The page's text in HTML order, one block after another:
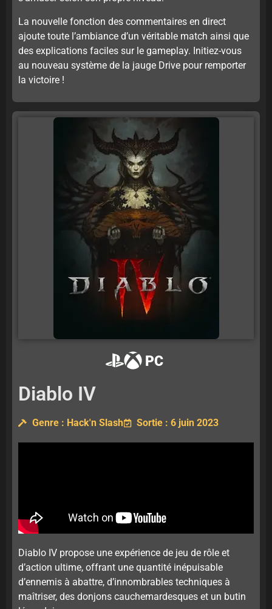
La nouvelle fonction des commentaires en direct
ajoute toute l’ambiance d’un véritable match ainsi que
des explications faciles sur le gameplay. Initiez-vous
au nouveau système de la jauge Drive pour remporter
la victoire !
PC
Diablo IV
Genre : Hack'n Slash Sortie : 6 juin 2023
Diablo IV propose une expérience de jeu de rôle et
d’action ultime, offrant une quantité inépuisable
d’ennemis à abattre, d’innombrables techniques à
maîtriser, des donjons cauchemardesques et un butin